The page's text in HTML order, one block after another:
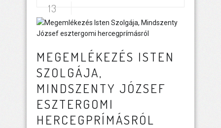
13
MEGEMLÉKEZÉS ISTEN
SZOLGÁJA,
MINDSZENTY JÓZSEF
ESZTERGOMI
HERCEGPRÍMÁSRÓL